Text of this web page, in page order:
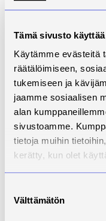
Tämä sivusto
Käytämme evästeitä
räätälöimiseen,
tukemiseen ja
jaamme sosiaalisen
alan
sivustoamme.
tietoja muihin
kerätty, kun olet
valinta
Välttämätön
Kehittämistarve
Toimenpiteet